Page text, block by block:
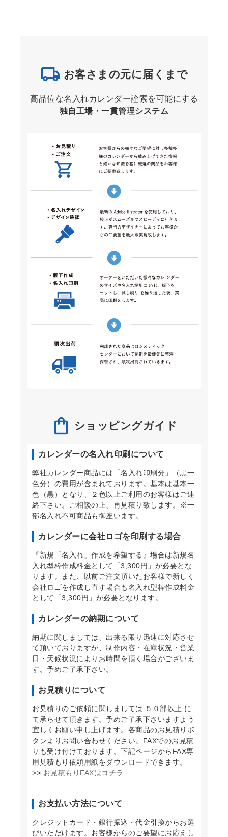
お客さまの元に届くまで
高品位な名入れカレンダー詮索を可能にする
独自工場・一貫管理システム
ショッピングガイド
カレンダーの名入れ印刷について
弊社カレンダー商品には「名入れ印刷分」（黒一
色分）の費用が含まれております。基本は基本一
色（黒）となり、２色以上ご利用のお客様はご連
絡下さい。ご相談の上、再見積り致します。※一
部名入れ不可商品も御座います。
カレンダーに会社ロゴを印刷する場合
『新規「名入れ」作成を希望する』場合は新規名
入れ型枠作成料金として「3,300円」が必要とな
ります。また、以前ご注文頂いたお客様で新しく
会社ロゴを作成し直す場合も名入れ型枠作成料金
として「3,300円」が必要となります。
カレンダーの納期について
納期に関しましては、出来る限り迅速に対応させ
て頂いておりますが、制作内容・在庫状況・営業
日・天候状況によりお時間を頂く場合がございま
す。予めご了承下さい。
お見積りについて
お見積りのご依頼に関しましては ５０部以上 に
て承らせて頂きます。予めご了承下さいますよう
宜しくお願い申し上げます。各商品のお見積りボ
タンよりお問い合わせください。FAXでのお見積
りも受け付けております。下記ページからFAX専
用見積もり依頼用紙をダウンロードできます。
>> お見積もりFAXはコチラ
お支払い方法について
クレジットカード・銀行振込・代金引換からお選
びいただけます。お客様からのご要望にお応えし